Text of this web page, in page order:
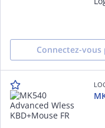
Connectez-